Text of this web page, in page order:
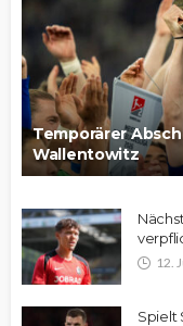
Temporärer
Wallentowitz
12.
Spielt